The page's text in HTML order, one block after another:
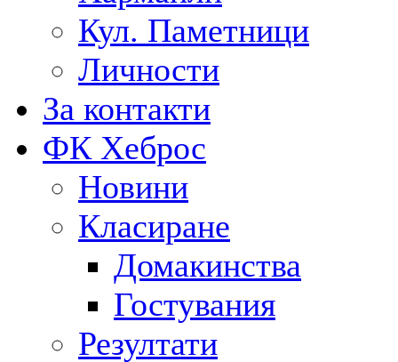
Кул. Паметници
Личности
За контакти
ФК Хеброс
Новини
Класиране
Домакинства
Гостувания
Резултати